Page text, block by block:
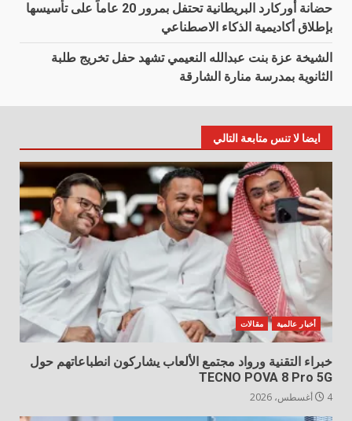
حضانة أوركارد البريطانية تحتفل بمرور 20 عاماً على تأسيسها
بإطلاق أكاديمية الذكاء الاصطناعي
الشيخة عزة بنت عبدالله النعيمي تشهد حفل تخريج طلبة
الثانوية بمدرسة منارة الشارقة
ايضا لا تنس متابعة التالي
أخبار عالمية مقالات
خبراء التقنية ورواد مجتمع الألعاب يشاركون انطباعاتهم حول
TECNO POVA 8 Pro 5G
4 أغسطس، 2026